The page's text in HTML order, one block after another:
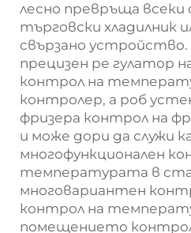
лесно превръща всеки
търговски хладилник
свързано
прецизен ре гулатор
контрол на
контролер, а роб
фризера контрол на
и може дори да служи
многофункционален
температурата в
многовариантен
контрол на
помещението